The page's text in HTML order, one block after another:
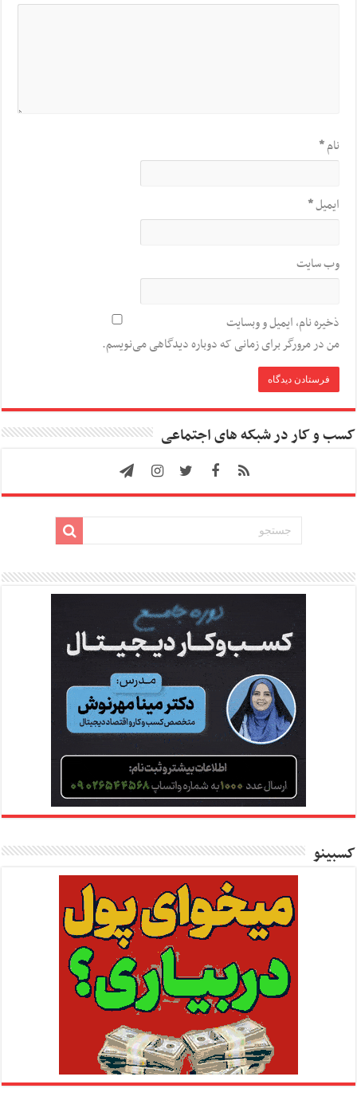
نام*
ایمیل*
وب‌ سایت
ذخیره نام، ایمیل و وبسایت
من در مرورگر برای زمانی که دوباره دیدگاهی می‌نویسم.
کسب و کار در شبکه های اجتماعی
کسبینو